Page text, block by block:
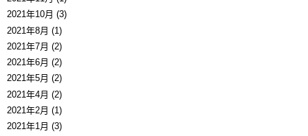
2021年10月 (3)
2021年8月 (1)
2021年7月 (2)
2021年6月 (2)
2021年5月 (2)
2021年4月 (2)
2021年2月 (1)
2021年1月 (3)